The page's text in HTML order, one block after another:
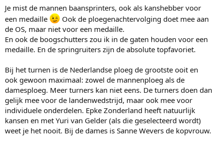
Je mist de mannen baansprinters, ook als kanshebber voor
een medaille
Ook de ploegenachtervolging doet mee aan
de OS, maar niet voor een medaille.
En ook de boogschutters zou ik in de gaten houden voor een
medaille. En de springruiters zijn de absolute topfavoriet.
Bij het turnen is de Nederlandse ploeg de grootste ooit en
ook gewoon maximaal: zowel de mannenploeg als de
damesploeg. Meer turners kan niet eens. De turners doen dan
gelijk mee voor de landenwedstrijd, maar ook mee voor
individuele onderdelen. Epke Zonderland heeft natuurlijk
kansen en met Yuri van Gelder (als die geselecteerd wordt)
weet je het nooit. Bij de dames is Sanne Wevers de kopvrouw.